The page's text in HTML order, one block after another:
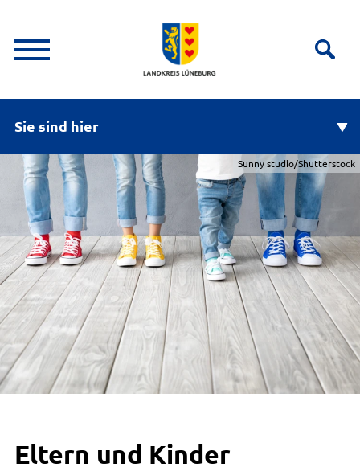
Sie sind hier
Sunny studio/Shutterstock
Eltern und Kinder